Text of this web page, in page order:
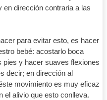
en dirección contraria a las
para evitar esto, es hacer
bebé: acostarlo boca
pies y hacer suaves flexiones
decir; en dirección al
movimiento es muy eficaz
el alivio que esto conlleva.